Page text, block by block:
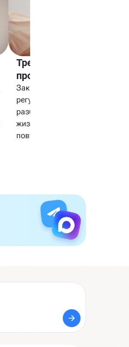
Тренировки и вторичная
профилактика
Закрепляем результат
регулярными тренировками,
разбираем факторы риска и
жизни, чтобы снизить
повторных событий.